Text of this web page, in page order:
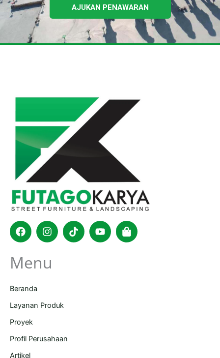
AJUKAN PENAWARAN
FacebookInstagram
TiktokYoutubeShopping-
bag
Menu
Beranda
Layanan Produk
Proyek
Profil Perusahaan
Artikel